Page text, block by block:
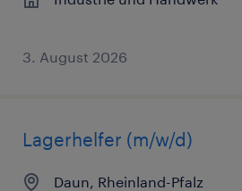
3. August 2026
Lagerhelfer (m/w/d)
Daun, Rheinland-Pfalz